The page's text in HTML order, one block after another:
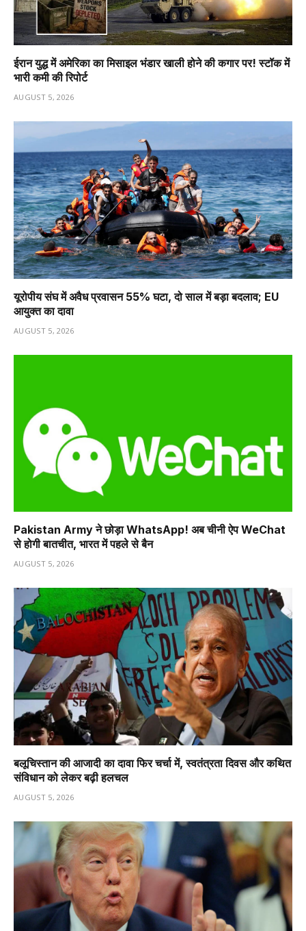
ईरान युद्ध में अमेरिका का मिसाइल भंडार खाली होने की कगार पर! स्टॉक में
भारी कमी की रिपोर्ट
AUGUST 5, 2026
यूरोपीय संघ में अवैध प्रवासन 55% घटा, दो साल में बड़ा बदलाव; EU
आयुक्त का दावा
AUGUST 5, 2026
Pakistan Army ने छोड़ा WhatsApp! अब चीनी ऐप WeChat
से होगी बातचीत, भारत में पहले से बैन
AUGUST 5, 2026
बलूचिस्तान की आजादी का दावा फिर चर्चा में, स्वतंत्रता दिवस और कथित
संविधान को लेकर बढ़ी हलचल
AUGUST 5, 2026